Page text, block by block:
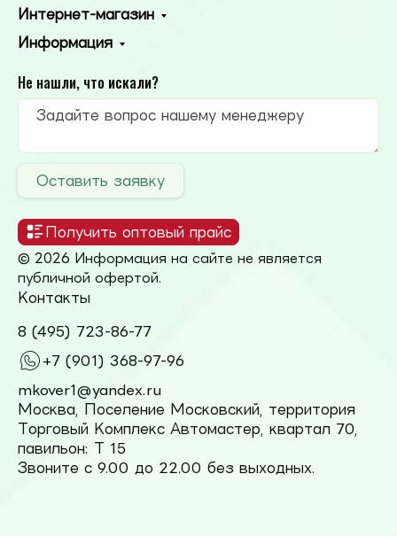
Интернет-магазин
Информация
Не нашли, что искали?
Оставить заявку
Получить оптовый прайс
© 2026 Информация на сайте не является
публичной офертой.
Контакты
8 (495) 723-86-77
+7 (901) 368-97-96
mkover1@yandex.ru
Москва, Поселение Московский, территория
Торговый Комплекс Автомастер, квартал 70,
павильон: Т 15
Звоните с 9.00 до 22.00 без выходных.